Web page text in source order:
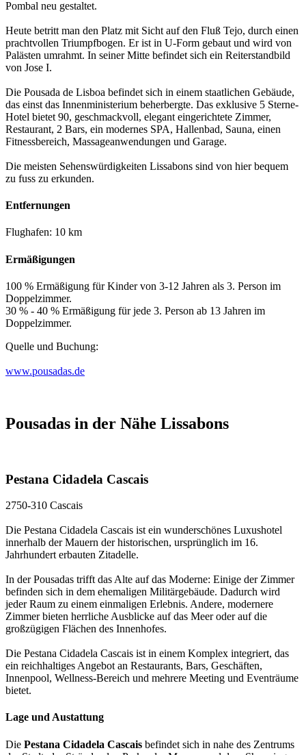
Pombal neu gestaltet.
Heute betritt man den Platz mit Sicht auf den Fluß Tejo, durch einen
prachtvollen Triumpfbogen. Er ist in U-Form gebaut und wird von
Palästen umrahmt. In seiner Mitte befindet sich ein Reiterstandbild
von Jose I.
Die Pousada de Lisboa befindet sich in einem staatlichen Gebäude,
das einst das Innenministerium beherbergte. Das exklusive 5 Sterne-
Hotel bietet 90, geschmackvoll, elegant eingerichtete Zimmer,
Restaurant, 2 Bars, ein modernes SPA, Hallenbad, Sauna, einen
Fitnessbereich, Massageanwendungen und Garage.
Die meisten Sehenswürdigkeiten Lissabons sind von hier bequem
zu fuss zu erkunden.
Entfernungen
Flughafen: 10 km
Ermäßigungen
100 % Ermäßigung für Kinder von 3-12 Jahren als 3. Person im
Doppelzimmer.
30 % - 40 % Ermäßigung für jede 3. Person ab 13 Jahren im
Doppelzimmer.
Quelle und Buchung:
www.pousadas.de
Pousadas in der Nähe Lissabons
Pestana Cidadela Cascais
2750-310 Cascais
Die Pestana Cidadela Cascais ist ein wunderschönes Luxushotel
innerhalb der Mauern der historischen, ursprünglich im 16.
Jahrhundert erbauten Zitadelle.
In der Pousadas trifft das Alte auf das Moderne: Einige der Zimmer
befinden sich in dem ehemaligen Militärgebäude. Dadurch wird
jeder Raum zu einem einmaligen Erlebnis. Andere, modernere
Zimmer bieten herrliche Ausblicke auf das Meer oder auf die
großzügigen Flächen des Innenhofes.
Die Pestana Cidadela Cascais ist in einem Komplex integriert, das
ein reichhaltiges Angebot an Restaurants, Bars, Geschäften,
Innenpool, Wellness-Bereich und mehrere Meeting und Eventräume
bietet.
Lage und Austattung
Die Pestana Cidadela Cascais befindet sich in nahe des Zentrums